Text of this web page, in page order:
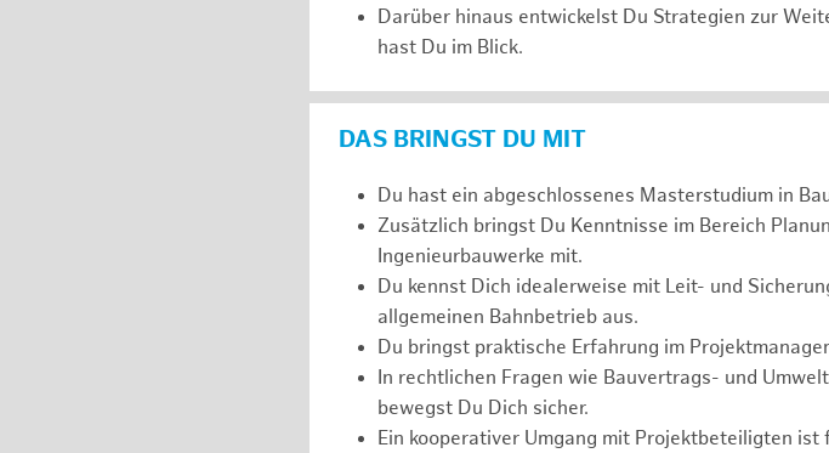
Darüber hinaus entwickelst Du Strategien zur
hast Du im Blick.
DAS BRINGST DU MIT
Du hast ein abgeschlossenes Masterstudium in
Zusätzlich bringst Du Kenntnisse im Bereich
Ingenieurbauwerke mit.
Du kennst Dich idealerweise mit Leit- und
allgemeinen Bahnbetrieb aus.
Du bringst praktische Erfahrung im
In rechtlichen Fragen wie Bauvertrags- und
bewegst Du Dich sicher.
Ein kooperativer Umgang mit Projektbeteiligten